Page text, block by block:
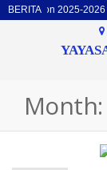
BERITA
Batalyon 2025-